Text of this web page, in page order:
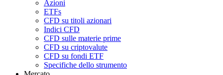
Azioni
ETFs
CFD su titoli azionari
Indici CFD
CFD sulle materie prime
CFD su criptovalute
CFD su fondi ETF
Specifiche dello strumento